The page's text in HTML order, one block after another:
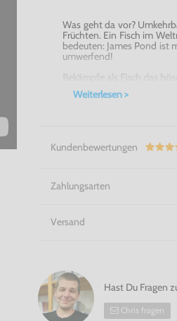
Was geht da vor?
Früchten. Ein Fisch im
bedeuten: James Pond ist
umwerfend!
Weiterlesen >
Kundenbewertungen
Zahlungsarten
Versand
Hast Du Fragen
Chris fragen